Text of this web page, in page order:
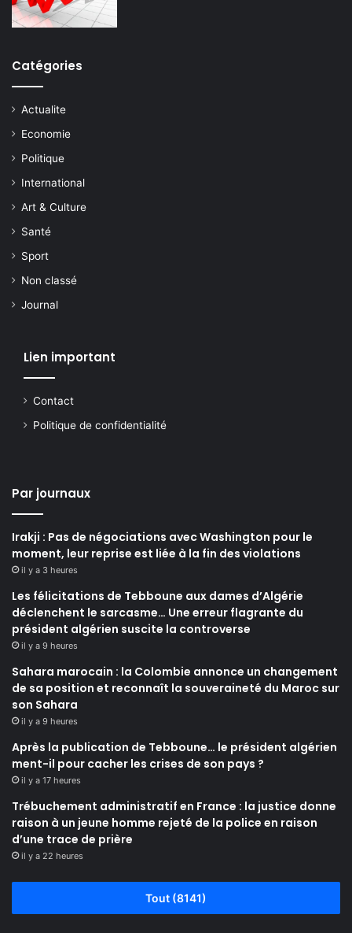
Catégories
Actualite
Economie
Politique
International
Art & Culture
Santé
Sport
Non classé
Journal
Lien important
Contact
Politique de confidentialité
Par journaux
Irakji : Pas de négociations avec Washington pour le
moment, leur reprise est liée à la fin des violations
il y a 3 heures
Les félicitations de Tebboune aux dames d’Algérie
déclenchent le sarcasme… Une erreur flagrante du
président algérien suscite la controverse
il y a 9 heures
Sahara marocain : la Colombie annonce un changement
de sa position et reconnaît la souveraineté du Maroc sur
son Sahara
il y a 9 heures
Après la publication de Tebboune… le président algérien
ment-il pour cacher les crises de son pays ?
il y a 17 heures
Trébuchement administratif en France : la justice donne
raison à un jeune homme rejeté de la police en raison
d’une trace de prière
il y a 22 heures
Tout (8141)